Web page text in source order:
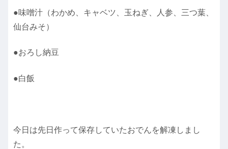
●味噌汁（わかめ、キャベツ、玉ねぎ、人参、三つ葉、
仙台みそ）
●おろし納豆
●白飯
今日は先日作って保存していたおでんを解凍しまし
た。